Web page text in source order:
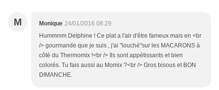
M Monique 24/01/2016 08:29
Hummmm Delphine ! Ce plat a l'air d'être fameux mais en <br
/> gourmande que je suis , j'ai "louché"sur les MACARONS à
côté du Thermomix !<br /> Ils sont appétissants et bien
colorés. Tu fais aussi au Momix ?<br /> Gros bisous et BON
DIMANCHE.